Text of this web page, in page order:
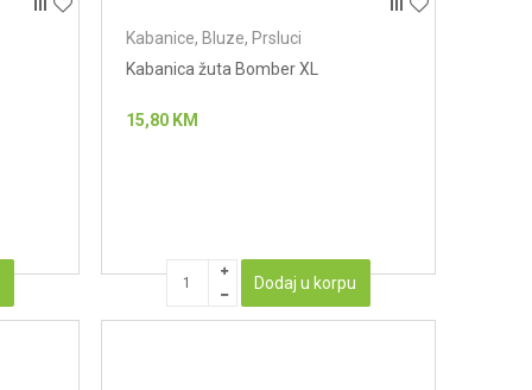
Kabanice, Bluze, Prsluci
Kabanica žuta Bomber XL
15,80 KM
Dodaj u korpu